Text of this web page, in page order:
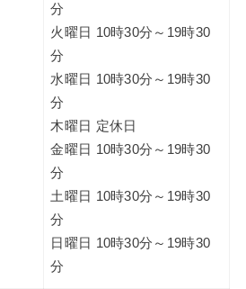
分
火曜日 10時30分～19時30
分
水曜日 10時30分～19時30
分
木曜日 定休日
金曜日 10時30分～19時30
分
土曜日 10時30分～19時30
分
日曜日 10時30分～19時30
分